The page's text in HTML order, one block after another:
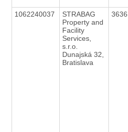
1062240037
STRABAG
Property and
Facility
Services,
s.r.o.
Dunajská 32,
Bratislava